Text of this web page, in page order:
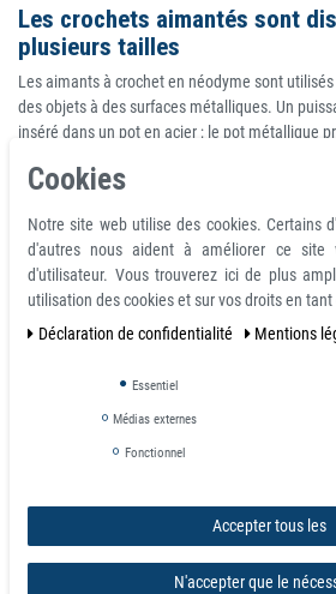
Les crochets aimantés sont
plusieurs tailles
Les aimants à crochet en néodyme sont
des objets à des surfaces métalliques. Un
inséré dans un pot en acier ; le pot métallique
du pot. La force magnétique n'agit qu'en bas
d'article
mm
d2mm
mm
Hmm
20 6
Cookies
Notre site web utilise des cookies. Certains
d'autres nous aident à améliorer ce site
d'utilisateur. Vous trouverez ici de plus
utilisation des cookies et sur vos droits en
Déclaration de confidentialité
Mentions
Essentiel
Médias externes
Fonctionnel
Accepter tous les
N'accepter que le